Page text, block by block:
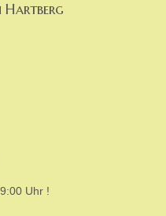
Hartberg
Uhr !